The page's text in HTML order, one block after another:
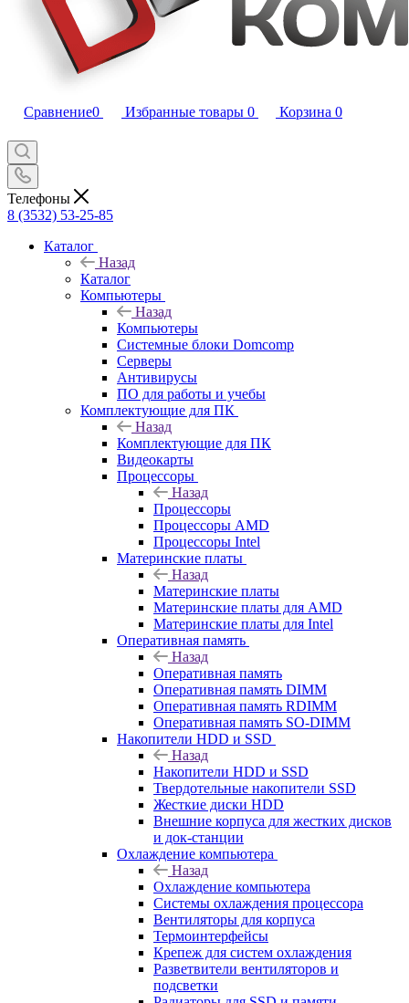
Сравнение0 Избранные товары 0 Корзина 0
Телефоны
8 (3532) 53-25-85
Каталог
Назад
Каталог
Компьютеры
Назад
Компьютеры
Системные блоки Domcomp
Серверы
Антивирусы
ПО для работы и учебы
Комплектующие для ПК
Назад
Комплектующие для ПК
Видеокарты
Процессоры
Назад
Процессоры
Процессоры AMD
Процессоры Intel
Материнские платы
Назад
Материнские платы
Материнские платы для AMD
Материнские платы для Intel
Оперативная память
Назад
Оперативная память
Оперативная память DIMM
Оперативная память RDIMM
Оперативная память SO-DIMM
Накопители HDD и SSD
Назад
Накопители HDD и SSD
Твердотельные накопители SSD
Жесткие диски HDD
Внешние корпуса для жестких дисков
и док-станции
Охлаждение компьютера
Назад
Охлаждение компьютера
Системы охлаждения процессора
Вентиляторы для корпуса
Термоинтерфейсы
Крепеж для систем охлаждения
Разветвители вентиляторов и
подсветки